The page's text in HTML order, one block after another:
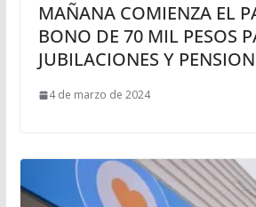
MAÑANA COMIENZA EL
BONO DE 70 MIL PESOS
JUBILACIONES Y
4 de marzo de 2024